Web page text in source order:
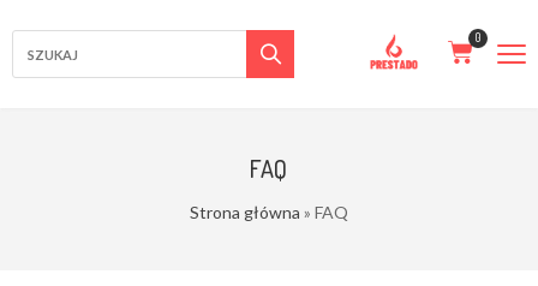
FAQ
Strona główna » FAQ